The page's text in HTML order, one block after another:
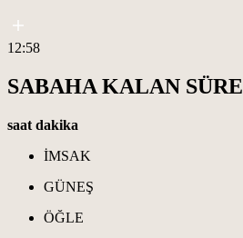
12:58
SABAHA KALAN SÜRE
saat dakika
İMSAK
GÜNEŞ
ÖĞLE